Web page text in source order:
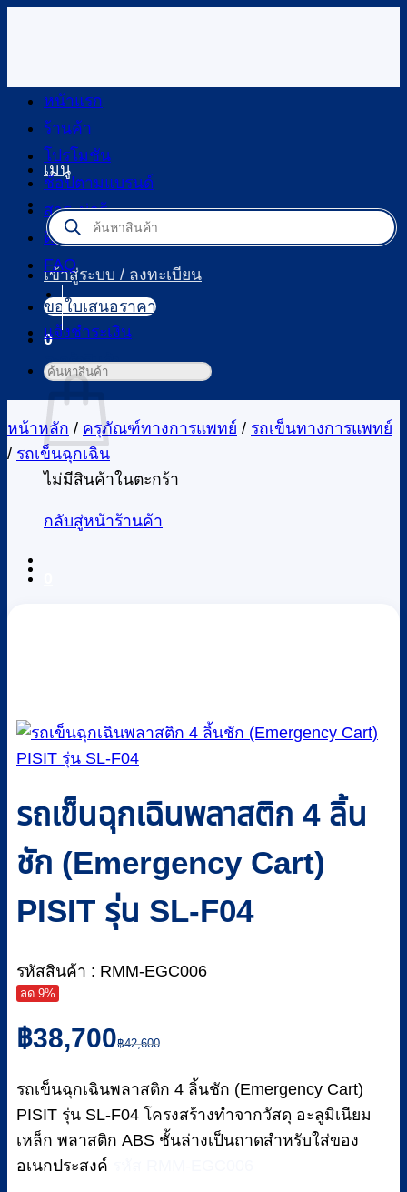
เนื้อหา
เมนู
Products
search
เข้าสู่ระบบ / ลงทะเบียน
0
ตะกร้าสินค้า
ไม่มีสินค้าในตะกร้า
กลับสู่หน้าร้านค้า
หน้าแรก
ร้านค้า
โปรโมชัน
ช้อปตามแบรนด์
สาระน่ารู้
ติดต่อเรา
FAQ
ขอใบเสนอราคา
แจ้งชำระเงิน
ค้นหา:
หน้าหลัก / ครุภัณฑ์ทางการแพทย์ / รถเข็นทางการแพทย์
/ รถเข็นฉุกเฉิน
รถเข็นฉุกเฉินพลาสติก 4 ลิ้น
ชัก (Emergency Cart)
PISIT รุ่น SL-F04
รหัสสินค้า : RMM-EGC006
ลด 9%
฿42,600
Original
price
฿42,600.
฿38,700
Current
price
฿38,700.
รถเข็นฉุกเฉินพลาสติก 4 ลิ้นชัก (Emergency Cart)
PISIT รุ่น SL-F04 โครงสร้างทำจากวัสดุ อะลูมิเนียม
เหล็ก พลาสติก ABS ชั้นล่างเป็นถาดสำหรับใส่ของ
อเนกประสงค์